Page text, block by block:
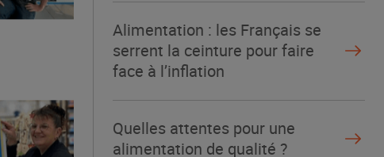
Alimentation : les Français se
serrent la ceinture pour faire
face à l’inflation
Quelles attentes pour une
alimentation de qualité ?